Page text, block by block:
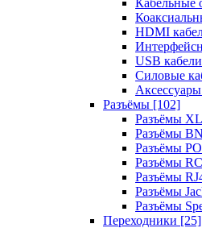
Кабельные
HDMI
USB
Силовые
Аксессуары
Разъёмы [102]
Разъёмы
Разъёмы
Разъёмы
Разъёмы
Разъёмы
Разъёмы
Разъёмы
Переходники [25]